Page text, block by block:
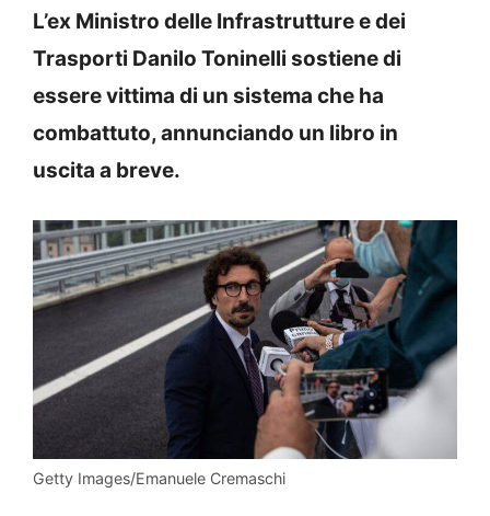
L’ex Ministro delle Infrastrutture e dei
Trasporti Danilo Toninelli sostiene di
essere vittima di un sistema che ha
combattuto, annunciando un libro in
uscita a breve.
Getty Images/Emanuele Cremaschi